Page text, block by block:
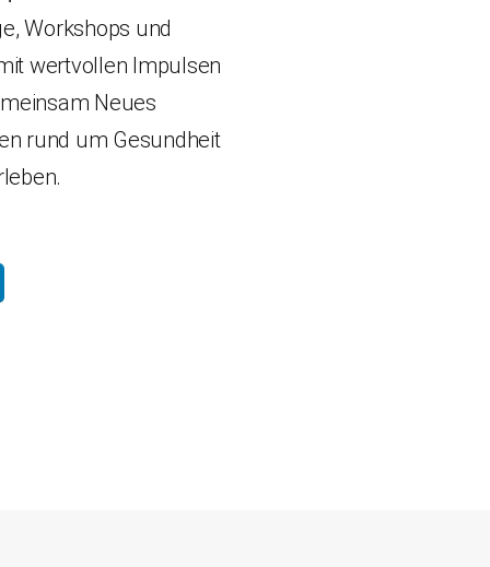
Workshops und
wertvollen Impulsen
Neues
rund um Gesundheit